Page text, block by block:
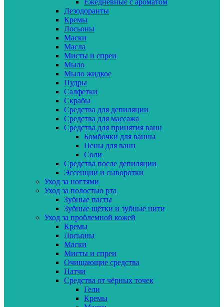
Дезодоранты
Кремы
Лосьоны
Маски
Масла
Мисты и спреи
Мыло
Мыло жидкое
Пудры
Салфетки
Скрабы
Средства для депиляции
Средства для массажа
Средства для принятия ванн
Бомбочки для ванны
Пены для ванн
Соли
Средства после депиляции
Эссенции и сыворотки
Уход за ногтями
Уход за полостью рта
Зубные пасты
Зубные щётки и зубные нити
Уход за проблемной кожей
Кремы
Лосьоны
Маски
Мисты и спреи
Очищающие средства
Патчи
Средства от чёрных точек
Гели
Кремы